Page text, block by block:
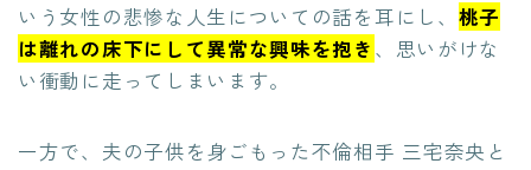
いう女性の悲惨な人生についての話を耳にし、 桃子
は離れの床下にして異常な興味を抱き 、思いがけな
い衝動に走ってしまいます。
一方で、夫の子供を身ごもった不倫相手 三宅奈央と